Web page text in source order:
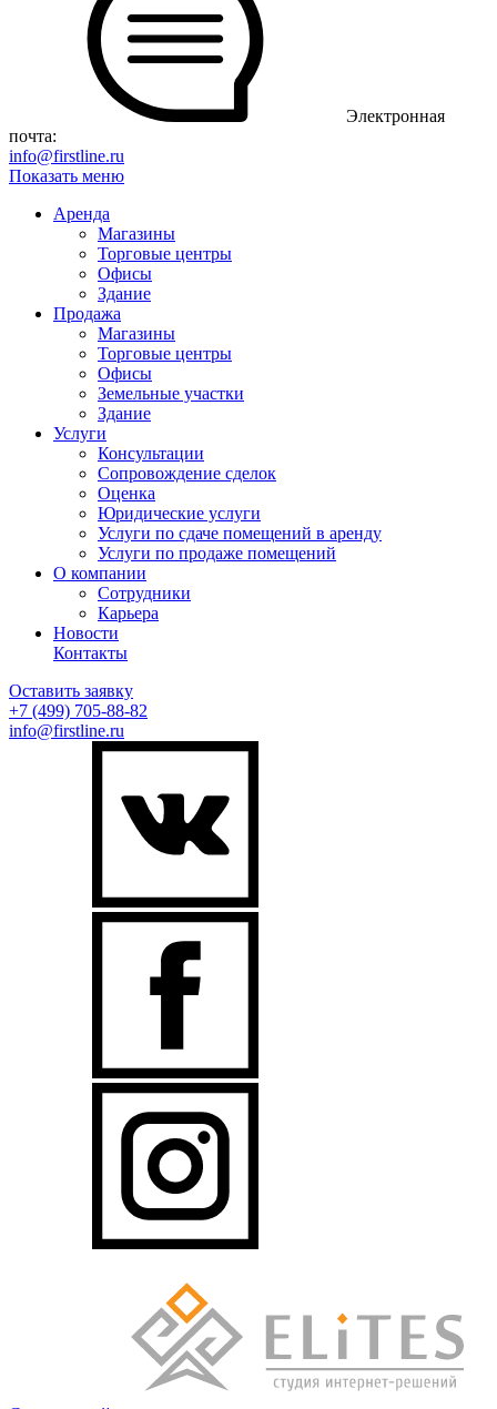
Электронная
почта:
info@firstline.ru
Показать меню
Аренда
Магазины
Торговые центры
Офисы
Здание
Продажа
Магазины
Торговые центры
Офисы
Земельные участки
Здание
Услуги
Консультации
Сопровождение сделок
Оценка
Юридические услуги
Услуги по сдаче помещений в аренду
Услуги по продаже помещений
О компании
Сотрудники
Карьера
Новости
Контакты
Оставить заявку
+7 (499) 705-88-82
info@firstline.ru